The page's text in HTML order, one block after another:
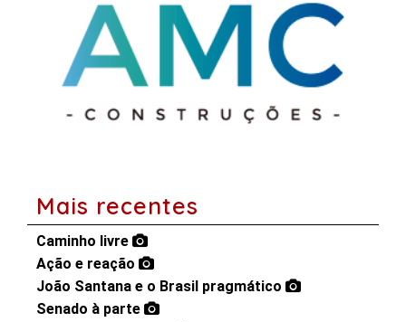
Mais recentes
Caminho livre
Ação e reação
João Santana e o Brasil pragmático
Senado à parte